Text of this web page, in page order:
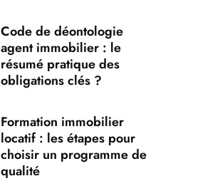
Code de déontologie
agent immobilier : le
résumé pratique des
obligations clés ?
Formation immobilier
locatif : les étapes pour
choisir un programme de
qualité